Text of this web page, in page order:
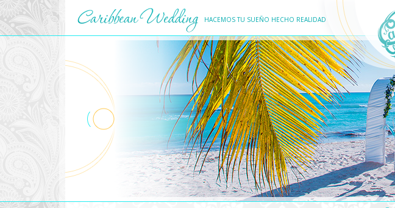
HACEMOS TU SUEÑO HECHO REALIDAD